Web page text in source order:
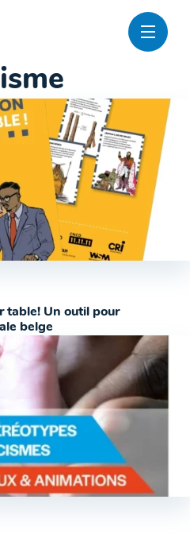
table! Un outil pour
belge